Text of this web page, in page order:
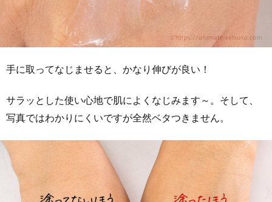
手に取ってなじませると、かなり伸びが良い！
サラッとした使い心地で肌によくなじみます～。そして、
写真ではわかりにくいですが全然ベタつきません。